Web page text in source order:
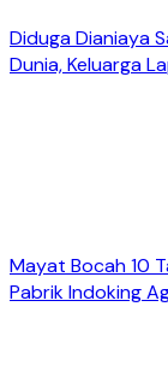
Diduga Dianiaya
Dunia, Keluarga
Mayat Bocah 10
Pabrik Indoking